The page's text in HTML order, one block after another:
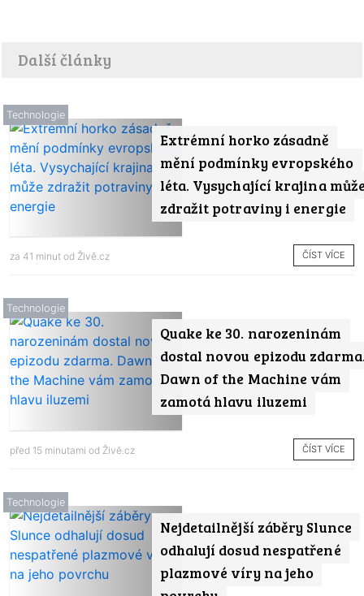
Další články
Extrémní horko zásadně
mění podmínky evropského
léta. Vysychající krajina
zdražit potraviny i energie
Technologie
za 41 minut od Živě.cz ČÍST VÍCE
Quake ke 30. narozeninám
dostal novou epizodu
Dawn of the Machine vám
zamotá hlavu iluzemi
Technologie
před 15 minutami od Živě.cz ČÍST VÍCE
Nejdetailnější záběry Slunce
odhalují dosud nespatřené
plazmové víry na jeho
Technologie